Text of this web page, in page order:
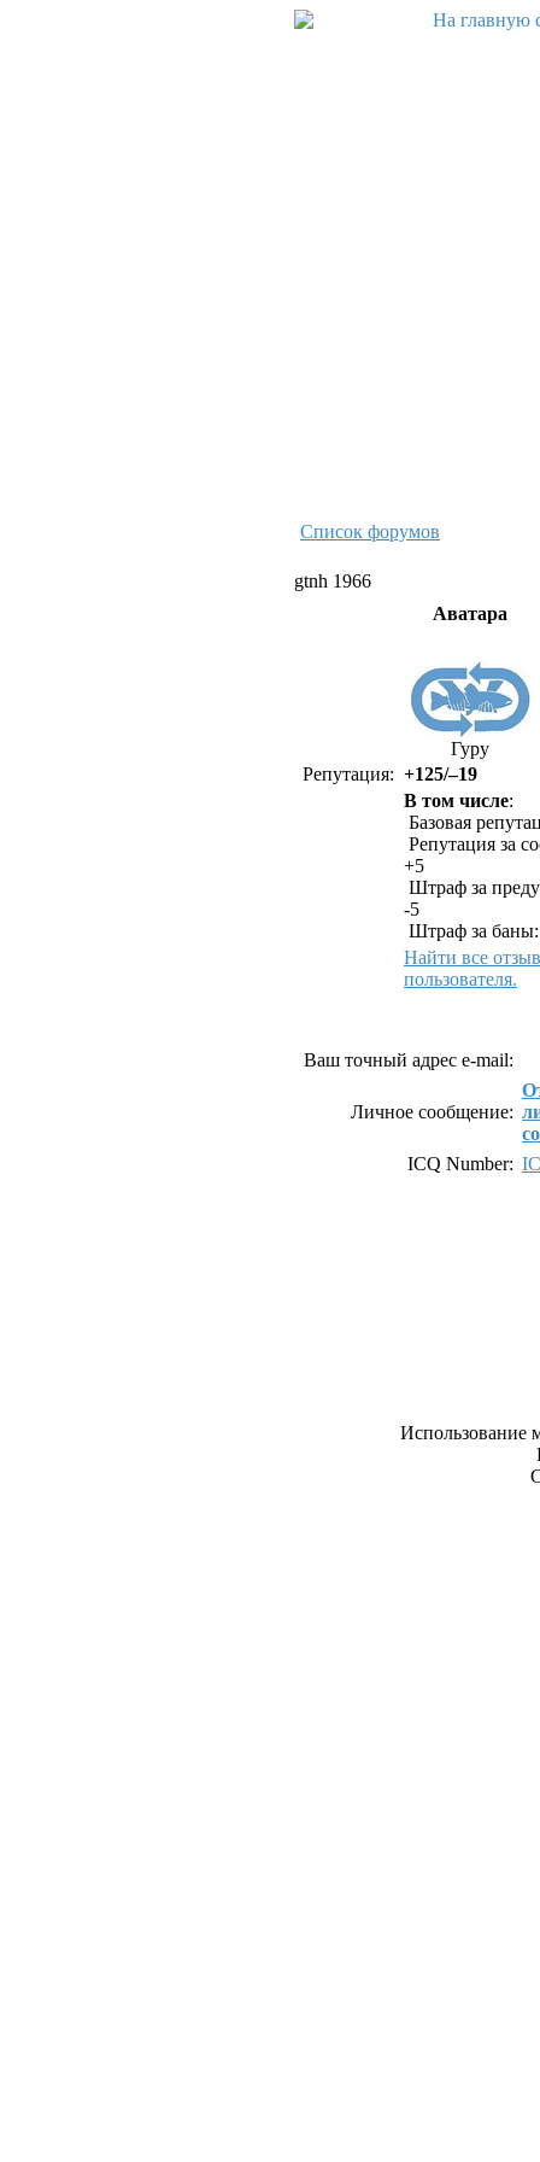
Список форумов
gtnh 1966
Аватара
Гуру
Репутация: +125/–19
В том числе:
Базовая
Репутация за
+5
Штраф за
-5
Штраф за
Найти все
пользователя.
Ваш точный адрес e-mail:
Личное сообщение:
ICQ Number:
Использование